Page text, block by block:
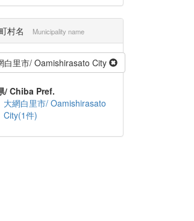
村名 Municipality name
白里市/ Oamishirasato City
/ Chiba Pref.
大網白里市/ Oamishirasato
City(1件)